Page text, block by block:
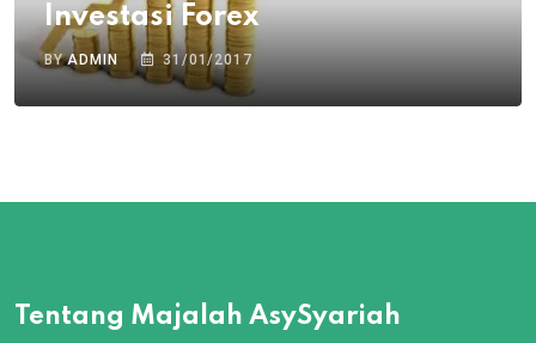
Investasi Forex
BYADMIN 31/01/2017
Tentang Majalah AsySyariah